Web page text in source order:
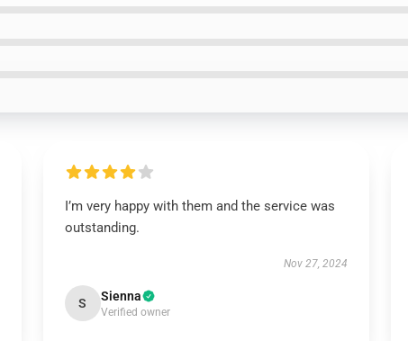
I’m very happy with them and the service was
outstanding.
Nov 27, 2024
S Sienna
Verified owner